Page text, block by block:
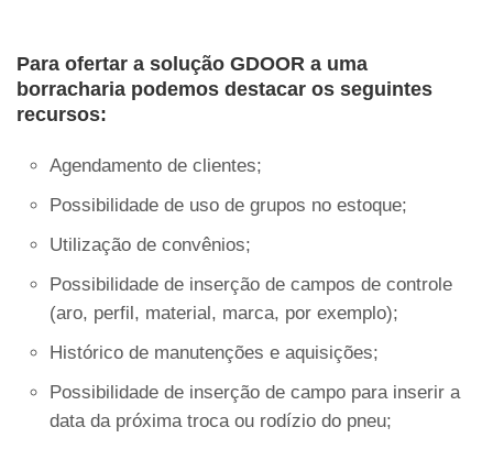
Para ofertar a solução GDOOR a uma
borracharia podemos destacar os seguintes
recursos:
Agendamento de clientes;
Possibilidade de uso de grupos no estoque;
Utilização de convênios;
Possibilidade de inserção de campos de controle
(aro, perfil, material, marca, por exemplo);
Histórico de manutenções e aquisições;
Possibilidade de inserção de campo para inserir a
data da próxima troca ou rodízio do pneu;